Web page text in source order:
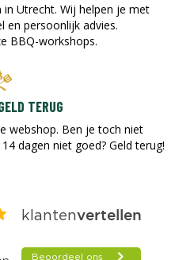
Utrecht. Wij helpen je met
en persoonlijk advies.
BBQ-workshops.
TERUG
webshop. Ben je toch niet
dagen niet goed? Geld terug!​